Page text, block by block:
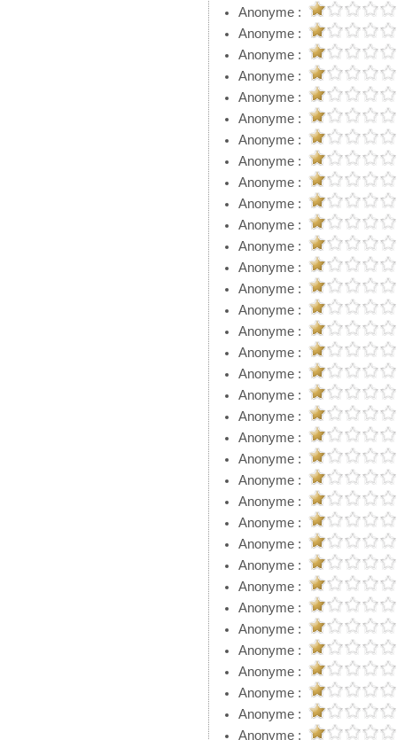
Anonyme :
Anonyme :
Anonyme :
Anonyme :
Anonyme :
Anonyme :
Anonyme :
Anonyme :
Anonyme :
Anonyme :
Anonyme :
Anonyme :
Anonyme :
Anonyme :
Anonyme :
Anonyme :
Anonyme :
Anonyme :
Anonyme :
Anonyme :
Anonyme :
Anonyme :
Anonyme :
Anonyme :
Anonyme :
Anonyme :
Anonyme :
Anonyme :
Anonyme :
Anonyme :
Anonyme :
Anonyme :
Anonyme :
Anonyme :
Anonyme :